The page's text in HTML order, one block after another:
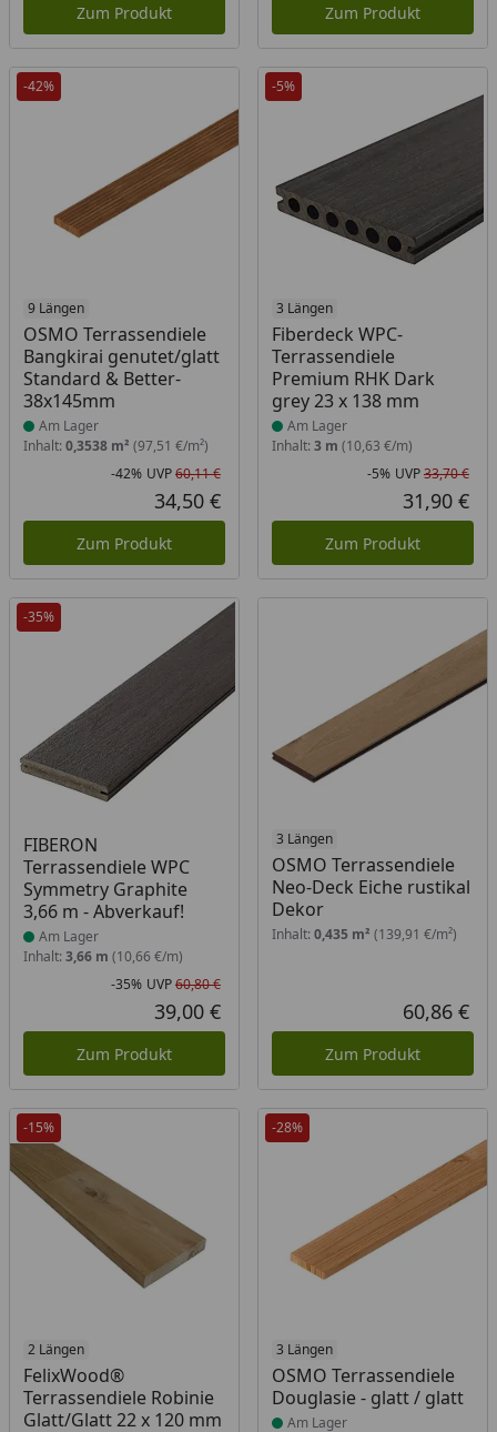
Zum Produkt Zum Produkt
-42%
9 Längen
OSMO Terrassendiele
Bangkirai genutet/glatt
Standard & Better-
38x145mm
Produkt am Lager
Am Lager
Inhalt: 0,3538 m² (97,51 €/m²)
Rabatt in Prozent
-42%
Ursprünglicher Preis
UVP60,11 €
Aktueller Preis
34,50 €
Zum Produkt
-5%
3 Längen
Fiberdeck WPC-
Terrassendiele
Premium RHK Dark
grey 23 x 138 mm
Produkt am Lager
Am Lager
Inhalt: 3 m (10,63 €/m)
-5% UVP33,70 €
31,90 €
Zum Produkt
-35%
FIBERON
Terrassendiele WPC
Symmetry Graphite
3,66 m - Abverkauf!
Produkt am Lager
Am Lager
Inhalt: 3,66 m (10,66 €/m)
Rabatt in Prozent
-35%
Ursprünglicher Preis
UVP60,80 €
Aktueller Preis
39,00 €
Zum Produkt
3 Längen
OSMO Terrassendiele
Neo-Deck Eiche rustikal
Dekor
Inhalt: 0,435 m² (139,91 €/m²)
60,86 €
Zum Produkt
-15%
2 Längen
FelixWood®
Terrassendiele Robinie
Glatt/Glatt 22 x 120 mm
Produkt am Lager
-28%
3 Längen
OSMO Terrassendiele
Douglasie - glatt / glatt
Produkt am Lager
Am Lager